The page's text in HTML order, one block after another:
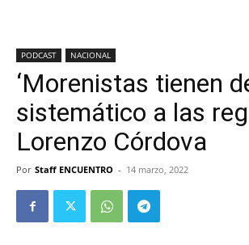
PODCAST NACIONAL
‘Morenistas tienen
sistemático a las
Lorenzo Córdova
Por Staff ENCUENTRO - 14 marzo, 2022